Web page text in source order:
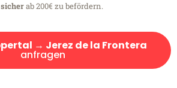
ab 200€ zu befördern.
→ Jerez de la Frontera
anfragen